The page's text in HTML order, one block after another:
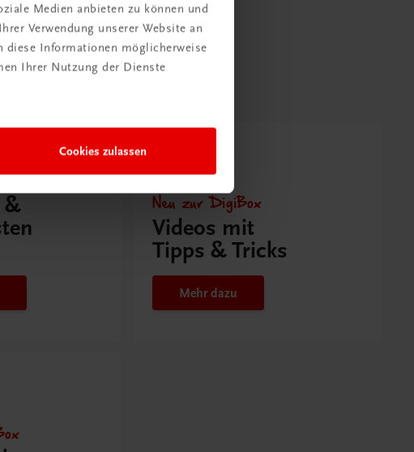
Medien anbieten zu können und
Verwendung unserer Website an
diese Informationen möglicherweise
Ihrer Nutzung der Dienste
Cookies zulassen
&
Neu zur DigiBox
Videos mit
Tipps & Tricks
Mehr dazu